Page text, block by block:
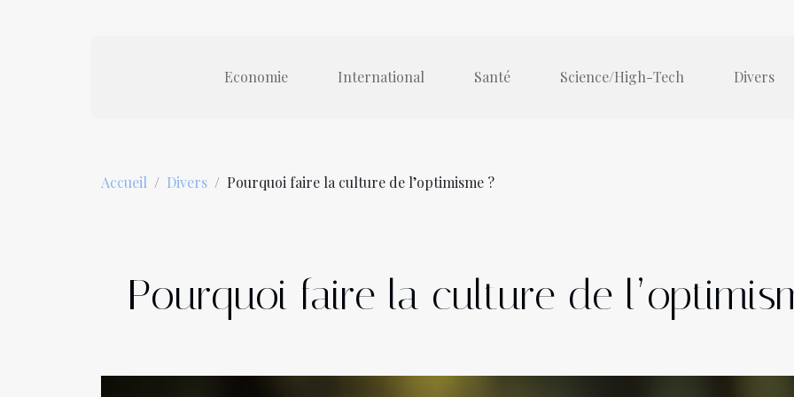
Economie International Santé Science/High-Tech Divers
Accueil Divers Pourquoi faire la culture de l’optimisme ?
Pourquoi faire la culture de